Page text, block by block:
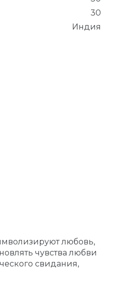
30
Индия
любовь,
чувства любви
свидания,